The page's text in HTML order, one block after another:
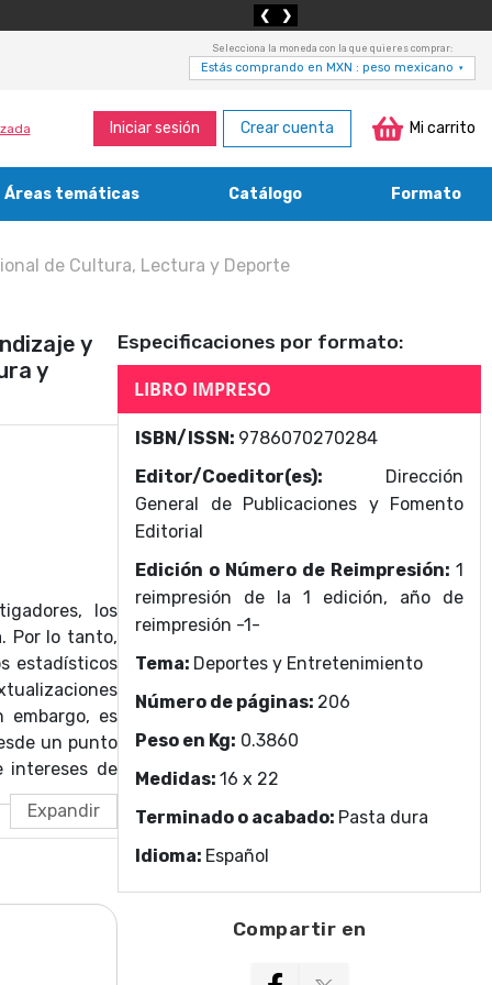
❮ ❯
Selecciona la moneda con la que quieres comprar:
Estás comprando en MXN : peso mexicano ▾
Iniciar sesión Crear cuenta Mi carrito
Áreas temáticas Catálogo Formato
de Cultura, Lectura y Deporte
y
y
los
Por lo tanto,
estadísticos
embargo, es
un punto
intereses de
de
Especificaciones por formato:
LIBRO IMPRESO
ISBN/ISSN: 9786070270284
Editor/Coeditor(es): Dirección
General de Publicaciones y Fomento
Editorial
Edición o Número de Reimpresión: 1
reimpresión de la 1 edición, año de
reimpresión -1-
Tema: Deportes y Entretenimiento
Número de páginas: 206
Peso en Kg: 0.3860
Medidas: 16 x 22
Terminado o acabado: Pasta dura
Idioma: Español
Compartir en